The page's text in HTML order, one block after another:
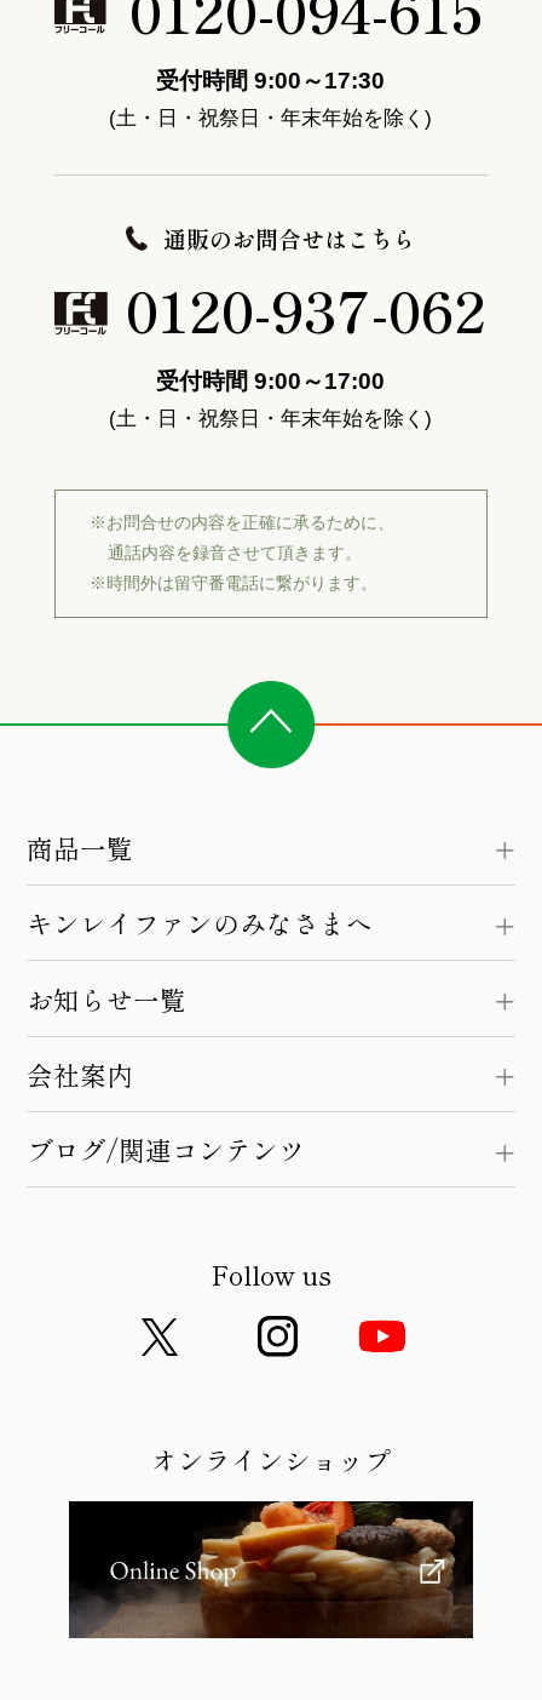
受付時間 9:00～17:30
(土・日・祝祭日・年末年始を除く)
通販のお問合せはこちら
0120-937-062
受付時間 9:00～17:00
(土・日・祝祭日・年末年始を除く)
※お問合せの内容を正確に承るために、
通話内容を録音させて頂きます。
※時間外は留守番電話に繋がります。
商品一覧
キンレイファンのみなさまへ
お知らせ一覧
会社案内
ブログ/関連コンテンツ
Follow us
オンラインショップ